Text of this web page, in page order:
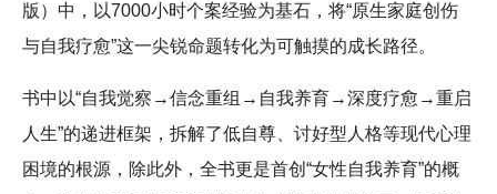
版）中，以7000小时个案经验为基石，将“原生家庭创伤
与自我疗愈”这一尖锐命题转化为可触摸的成长路径。
书中以“自我觉察→信念重组→自我养育→深度疗愈→重启
人生”的递进框架，拆解了低自尊、讨好型人格等现代心理
困境的根源，除此外，全书更是首创“女性自我养育”的概